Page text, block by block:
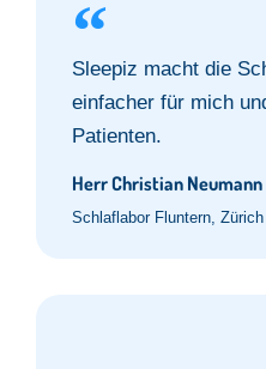
Sleepiz macht die
einfacher für mich
Patienten.
Herr Christian Neumann
Schlaflabor Fluntern, Zürich